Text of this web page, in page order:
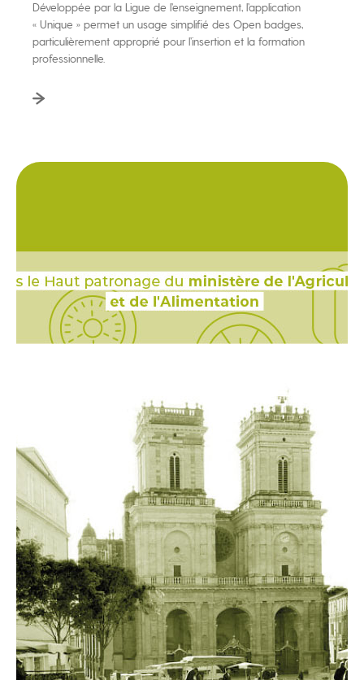
Développée par la Ligue de l’enseignement, l’application
« Unique » permet un usage simplifié des Open badges,
particulièrement approprié pour l’insertion et la formation
professionnelle.